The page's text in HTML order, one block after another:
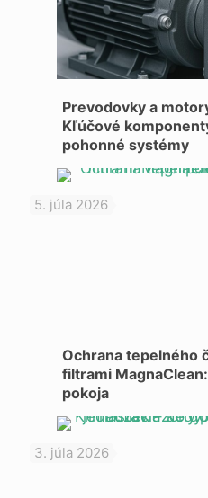
Prevodovky a
Kľúčové
pohonné systémy
5. júla 2026
Ochrana tepelného
filtrami
pokoja
3. júla 2026